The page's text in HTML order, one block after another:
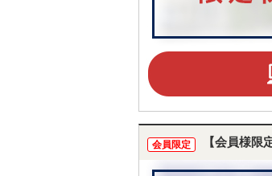
会員限定 【会員様限